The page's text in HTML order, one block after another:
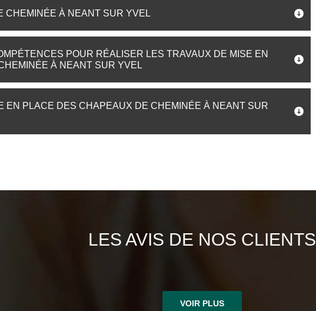
CHEMINÉE À NEANT SUR YVEL
POUR RÉALISER LES TRAVAUX DE MISE EN
À NEANT SUR YVEL
EN PLACE DES CHAPEAUX DE CHEMINÉE À NEANT SUR
LES AVIS DE NOS CLIENTS
VOIR PLUS